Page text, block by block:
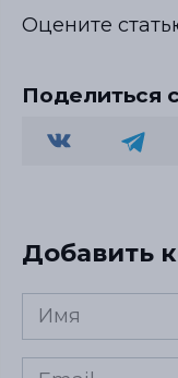
Оцените
Поделиться
Добавить